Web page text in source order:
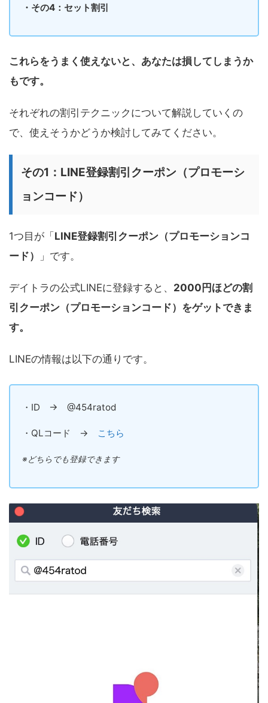
・その4：セット割引
これらをうまく使えないと、あなたは損してしまうか
もです。
それぞれの割引テクニックについて解説していくの
で、使えそうかどうか検討してみてください。
その1：LINE登録割引クーポン（プロモーシ
ョンコード）
1つ目が「LINE登録割引クーポン（プロモーションコ
ード）
」です。
デイトラの公式LINEに登録すると、 2000円ほどの割
引クーポン（プロモーションコード）をゲットできま
す。
LINEの情報は以下の通りです。
・ID → @454ratod
・QLコード → こちら
※どちらでも登録できます